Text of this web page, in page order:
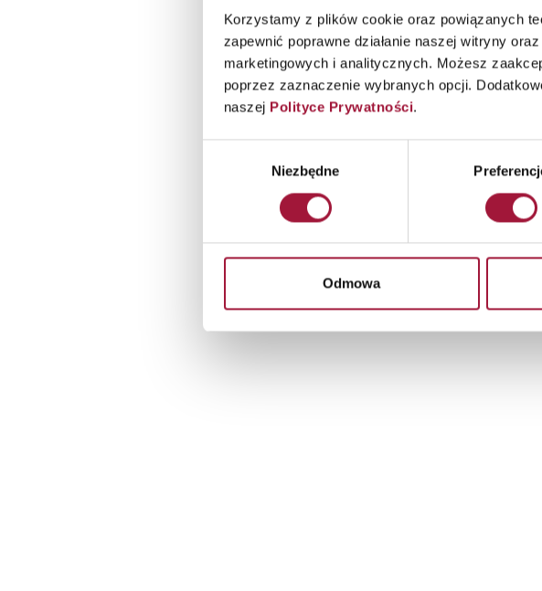
Korzystamy z plików cookie oraz powiązanych
zapewnić poprawne działanie naszej witryny
marketingowych i analitycznych. Możesz
poprzez zaznaczenie wybranych opcji.
naszej Polityce Prywatności.
Niezbędne
Odmowa
RB 1/2022
Ogłoszenie o
uchwał